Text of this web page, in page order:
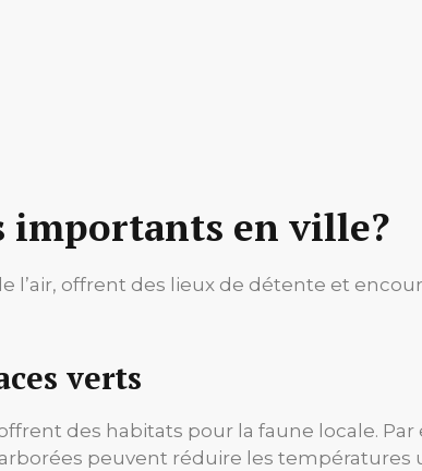
importants en ville?
l’air, offrent des lieux de détente et
verts
des habitats pour la faune locale.
peuvent réduire les températures